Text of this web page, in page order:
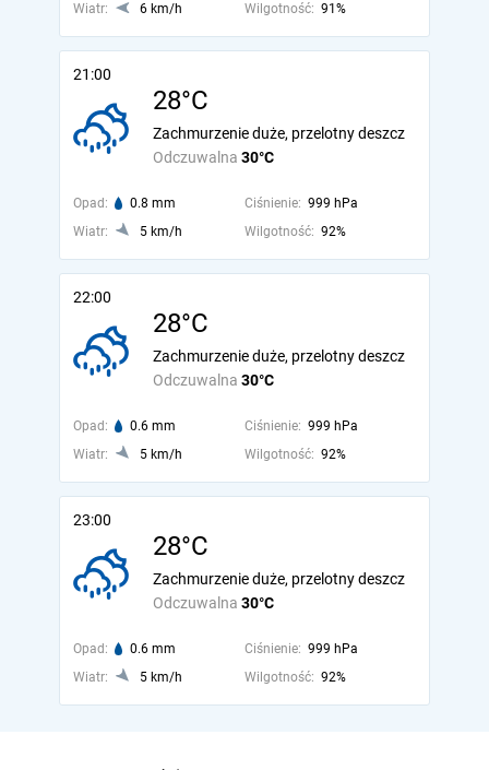
Wiatr:
6 km/h Wilgotność: 91%
21:00
28°C
Odczuwalna 30°C
Zachmurzenie duże, przelotny deszcz
Opad: 0.8 mm Ciśnienie: 999 hPa
Wiatr:
5 km/h Wilgotność: 92%
22:00
28°C
Odczuwalna 30°C
Zachmurzenie duże, przelotny deszcz
Opad: 0.6 mm Ciśnienie: 999 hPa
Wiatr:
5 km/h Wilgotność: 92%
23:00
28°C
Odczuwalna 30°C
Zachmurzenie duże, przelotny deszcz
Opad: 0.6 mm Ciśnienie: 999 hPa
Wiatr:
5 km/h Wilgotność: 92%